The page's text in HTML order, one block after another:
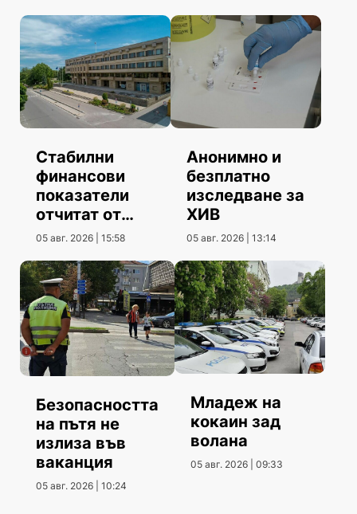
Стабилни
финансови
показатели
отчитат от
Община
05 авг. 2026 | 15:58
Анонимно и
безплатно
изследване за
ХИВ
05 авг. 2026 | 13:14
Безопасността
на пътя не
излиза във
ваканция
05 авг. 2026 | 10:24
Младеж на
кокаин зад
волана
05 авг. 2026 | 09:33